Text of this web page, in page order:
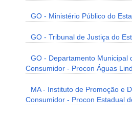
GO - Ministério Público do
GO - Tribunal de Justiça do
GO - Departamento Municipal
Consumidor - Procon Águas
MA - Instituto de Promoção e
Consumidor - Procon Estadual